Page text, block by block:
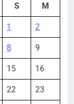
S M
1 2
8 9
15 16
22 23